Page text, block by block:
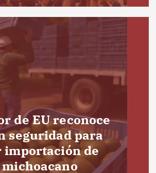
de EU reconoce
seguridad para
importación de